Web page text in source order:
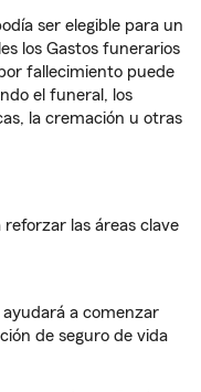
ser elegible para un
los Gastos funerarios
fallecimiento puede
el funeral, los
la cremación u otras
las áreas clave
ayudará a comenzar
de seguro de vida